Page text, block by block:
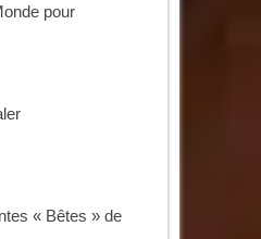
pour
« Bêtes » de